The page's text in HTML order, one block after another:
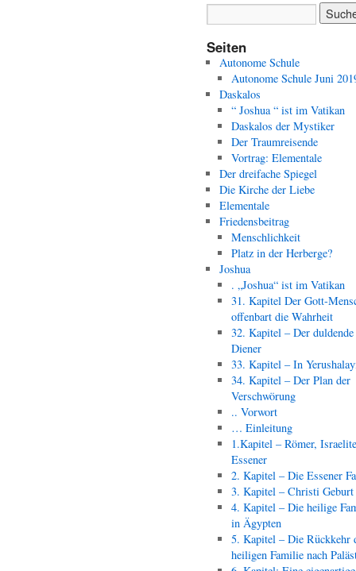
Seiten
Autonome Schule
Autonome Schule Juni
Daskalos
“ Joshua “ ist im Vatikan
Daskalos der Mystiker
Der Traumreisende
Vortrag: Elementale
Der dreifache Spiegel
Die Kirche der Liebe
Elementale
Friedensbeitrag
Menschlichkeit
Platz in der Herberge?
Joshua
. „Joshua“ ist im Vatikan
31. Kapitel Der Gott-
offenbart die Wahrheit
32. Kapitel – Der duldende
Diener
33. Kapitel – In
34. Kapitel – Der Plan der
Verschwörung
.. Vorwort
… Einleitung
1.Kapitel – Römer,
Essener
2. Kapitel – Die Essener
3. Kapitel – Christi Geburt
4. Kapitel – Die heilige
in Ägypten
5. Kapitel – Die Rückkehr
heiligen Familie nach